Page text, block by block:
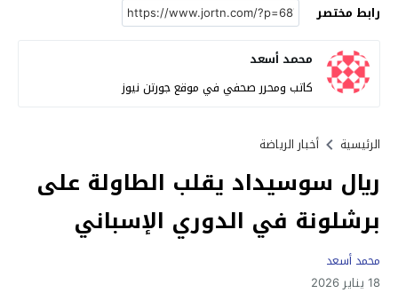
رابط مختصر
محمد أسعد
كاتب ومحرر صحفي في موقع جورتن نيوز
الرئيسية أخبار الرياضة
ريال سوسيداد يقلب الطاولة على
برشلونة في الدوري الإسباني
محمد أسعد
18 يناير 2026